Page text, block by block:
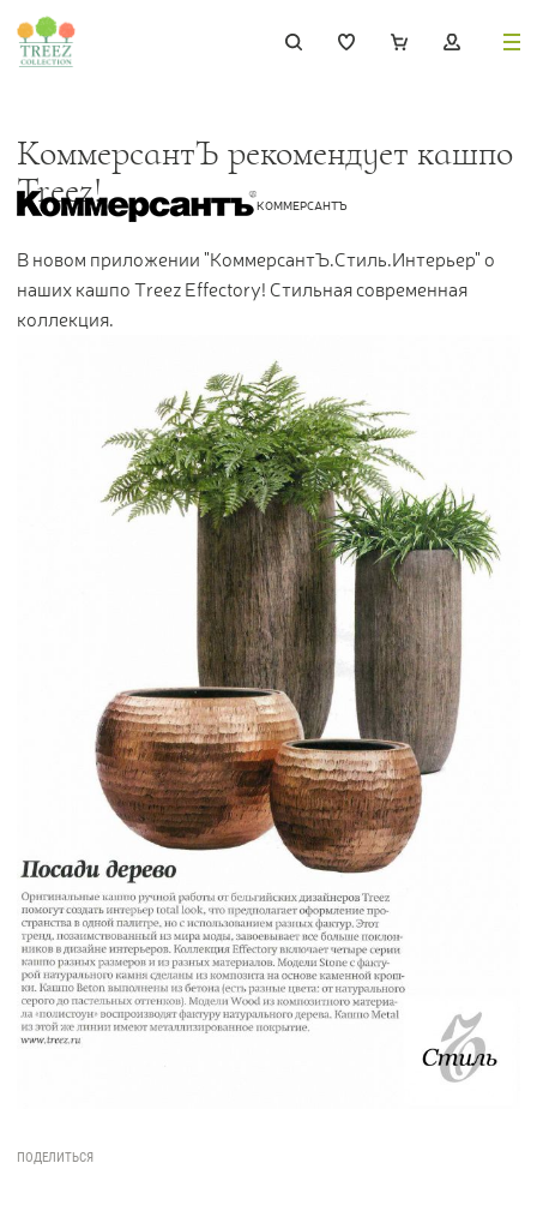
Каталог
Растения, кусты, мох и трава
Ампельные растения 70
Дизайнерские композиции 17
Товары с 3D-моделями 499
Готовые решения от Treez 146
Алфавитный указатель
Прайс-листы и каталоги
О Treez
Доставка и оплата
Новости
КоммерсантЪ рекомендует кашпо
Treez!
КОММЕРСАНТЪ
В новом приложении "КоммерсантЪ.Стиль.Интерьер" о
наших кашпо Treez Effectory! Стильная современная
коллекция.